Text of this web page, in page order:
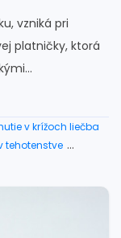
vzniká pri
platničky, ktorá
v krížoch liečba
tehotenstve